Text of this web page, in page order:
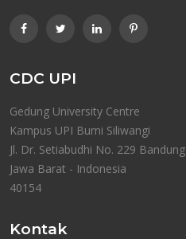
CDC UPI
Gedung University Centre
Kampus UPI Bumi Siliwangi
Jl. Dr. Setiabudhi No. 229 Bandung
Jawa Barat - Indonesia
40154
Kontak